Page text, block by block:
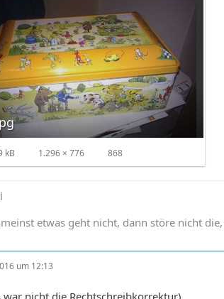
kB 1.296 × 776 868
etwas geht nicht, dann störe nicht
um 12:13
war nicht die Rechtschreibkorrektur)